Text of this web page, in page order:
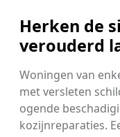
Herken de
verouderd
Woningen van
met versleten
ogende
kozijnreparaties.